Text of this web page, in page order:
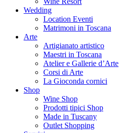
Wedding
Location Eventi
Matrimoni in Toscana
Arte
Artigianato artistico
Maestri in Toscana
Atelier e Gallerie d’Arte
Corsi di Arte
La Gioconda cornici
Shop
Wine Shop
Prodotti tipici Shop
Made in Tuscany
Outlet Shopping